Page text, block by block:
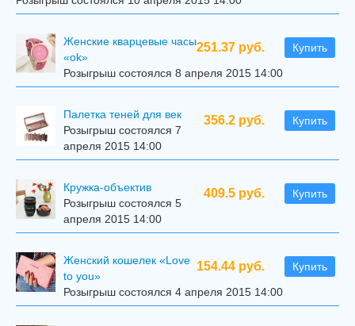
251.37 руб. Купить
Женские кварцевые часы
«ok»
Розыгрыш состоялся 8 апреля 2015 14:00
356.2 руб. Купить
Палетка теней для век
Розыгрыш состоялся 7
апреля 2015 14:00
409.5 руб. Купить
Кружка-объектив
Розыгрыш состоялся 5
апреля 2015 14:00
154.44 руб. Купить
Женский кошелек «Love
to you»
Розыгрыш состоялся 4 апреля 2015 14:00